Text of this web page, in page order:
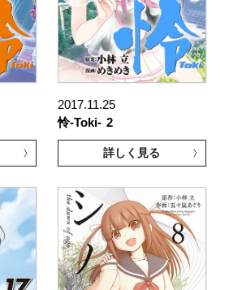
2017.11.25
怜-Toki- 2
詳しく見る